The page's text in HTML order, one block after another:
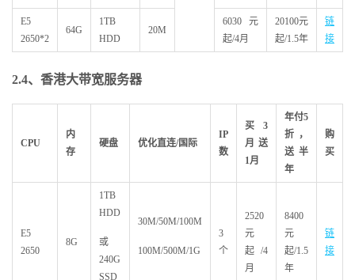
E5
2650*2
64G
1TB
HDD
20M
6030元
起/4月
20100元
起/1.5年
链
接
2.4、香港大带宽服务器
CPU
内
存
硬盘 优化直连/国际
IP
数
买3
月送
1 月
年付5
折，
送半
年
购
买
E5
2650
8G
1TB
HDD
或
240G
SSD
30M/50M/100M
100M/500M/1G
3
个
2520
元
起/4
月
8400
元
起/1.5
年
链
接